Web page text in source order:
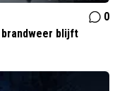
0
brandweer blijft